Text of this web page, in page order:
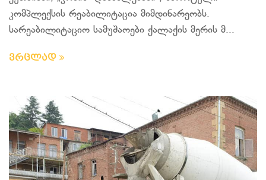
კომპლექსის რეაბილიტაცია მიმდინარეობს.
სარეაბილიტაციო სამუშაოები ქალაქის მერის მ...
ვრცლად